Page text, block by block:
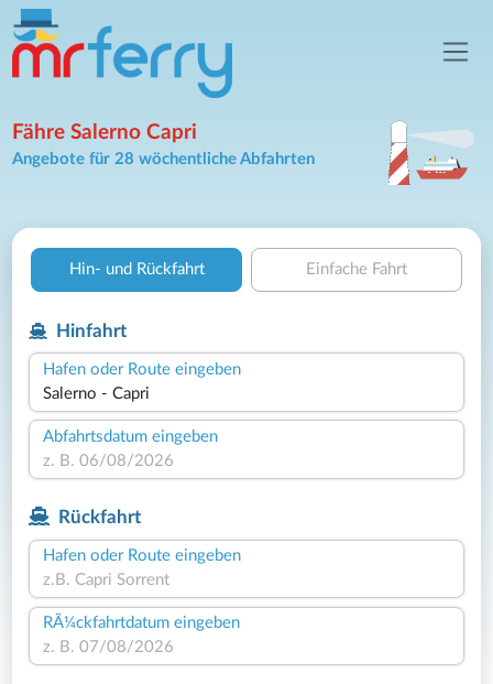
Fähre Salerno Capri
Angebote für 28 wöchentliche Abfahrten
Hin- und Rückfahrt Einfache Fahrt
Hinfahrt
Hafen oder Route eingeben
Abfahrtsdatum eingeben
Rückfahrt
Hafen oder Route eingeben
RÃ¼ckfahrtdatum eingeben